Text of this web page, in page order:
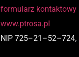
formularz kontaktowy
www.ptrosa.pl
NIP725–21 –52–724,